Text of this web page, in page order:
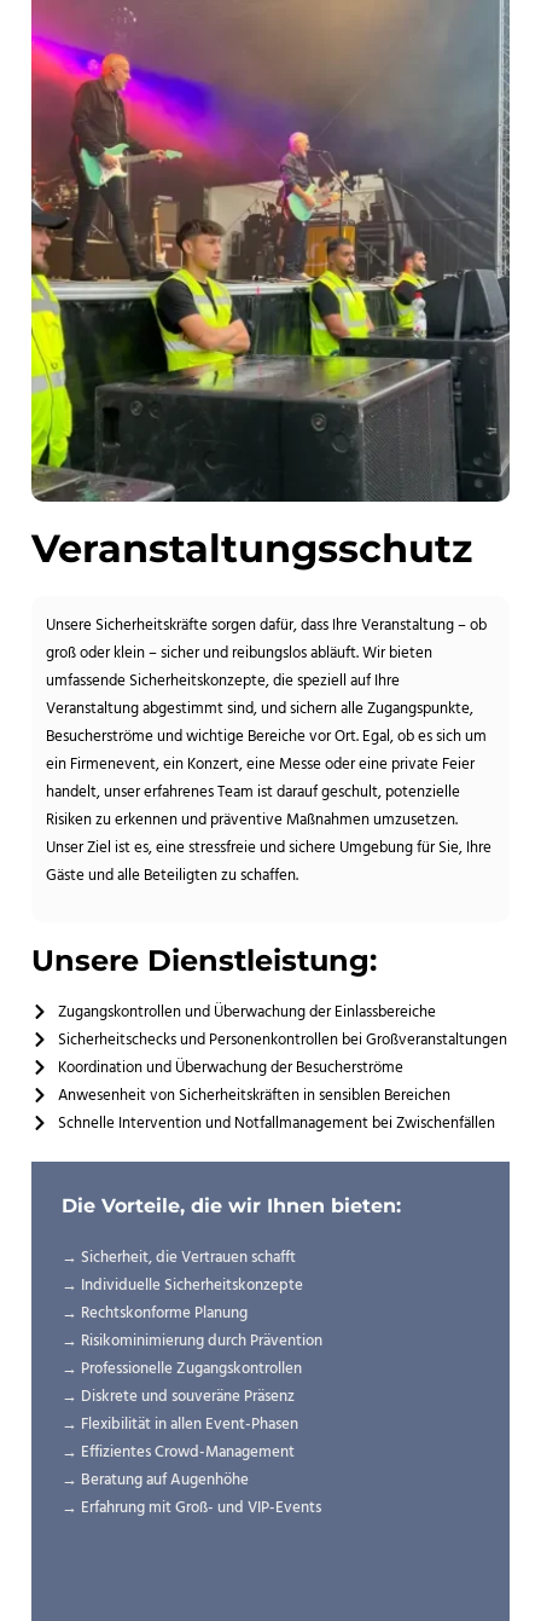
Veranstaltungsschutz
Unsere Sicherheitskräfte sorgen dafür, dass Ihre Veranstaltung – ob
groß oder klein – sicher und reibungslos abläuft. Wir bieten
umfassende Sicherheitskonzepte, die speziell auf Ihre
Veranstaltung abgestimmt sind, und sichern alle Zugangspunkte,
Besucherströme und wichtige Bereiche vor Ort. Egal, ob es sich um
ein Firmenevent, ein Konzert, eine Messe oder eine private Feier
handelt, unser erfahrenes Team ist darauf geschult, potenzielle
Risiken zu erkennen und präventive Maßnahmen umzusetzen.
Unser Ziel ist es, eine stressfreie und sichere Umgebung für Sie, Ihre
Gäste und alle Beteiligten zu schaffen.
Unsere Dienstleistung:
Zugangskontrollen und Überwachung der Einlassbereiche
Sicherheitschecks und Personenkontrollen bei Großveranstaltungen
Koordination und Überwachung der Besucherströme
Anwesenheit von Sicherheitskräften in sensiblen Bereichen
Schnelle Intervention und Notfallmanagement bei Zwischenfällen
Die Vorteile, die wir Ihnen bieten:
→ Sicherheit, die Vertrauen schafft
→ Individuelle Sicherheitskonzepte
→ Rechtskonforme Planung
→ Risikominimierung durch Prävention
→ Professionelle Zugangskontrollen
→ Diskrete und souveräne Präsenz
→ Flexibilität in allen Event-Phasen
→ Effizientes Crowd-Management
→ Beratung auf Augenhöhe
→ Erfahrung mit Groß- und VIP-Events